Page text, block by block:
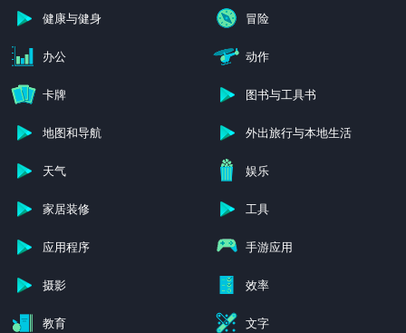
健康与健身 冒险
办公 动作
卡牌 图书与工具书
地图和导航 外出旅行与本地生活
天气 娱乐
家居装修 工具
应用程序 手游应用
摄影 效率
教育 文字